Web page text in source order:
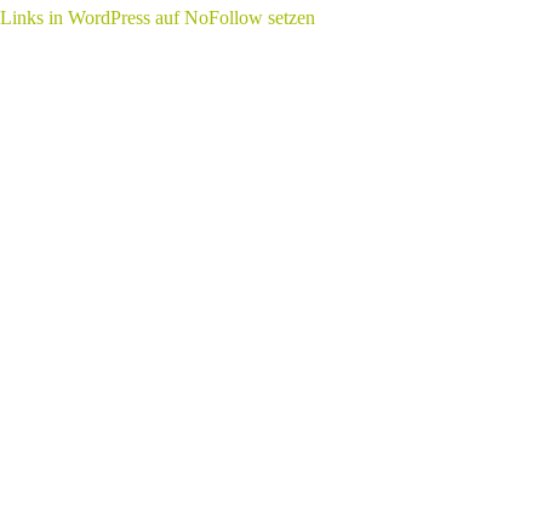
Links in WordPress auf NoFollow setzen